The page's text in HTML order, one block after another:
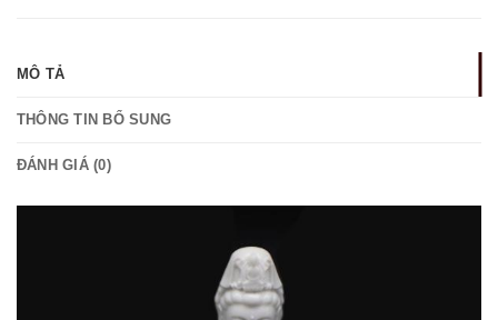
MÔ TẢ
THÔNG TIN BỔ SUNG
ĐÁNH GIÁ (0)